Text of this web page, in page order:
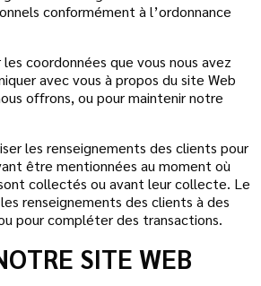
conformément à l’ordonnance
coordonnées que vous nous avez
avec vous à propos du site Web
offrons, ou pour maintenir notre
les renseignements des clients pour
être mentionnées au moment où
collectés ou avant leur collecte. Le
renseignements des clients à des
pour compléter des transactions.
SITE WEB